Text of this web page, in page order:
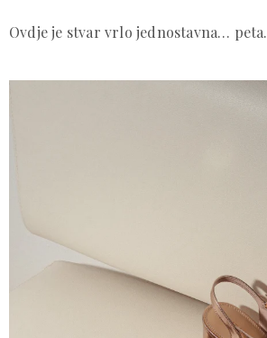
Ovdje je stvar vrlo jednostavna… peta.